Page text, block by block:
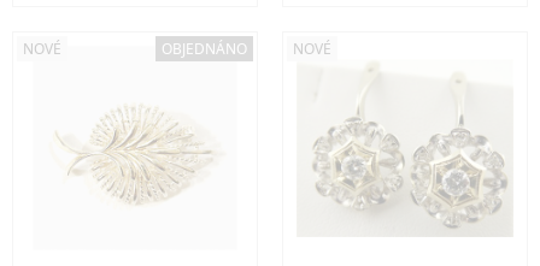
NOVÉ OBJEDNÁNO NOVÉ